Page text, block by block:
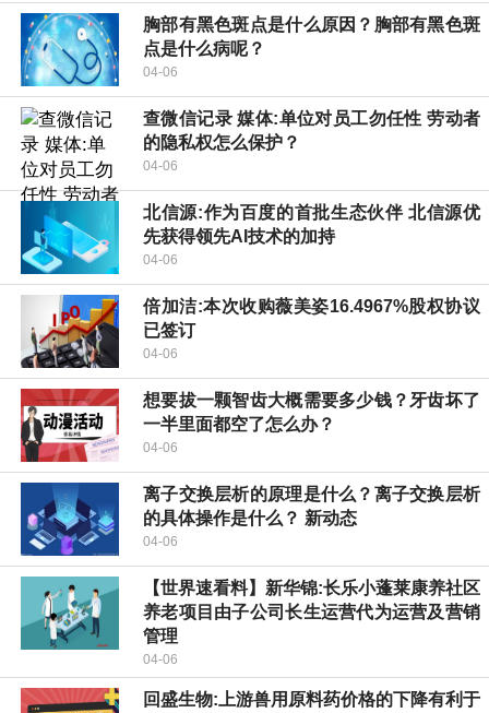
胸部有黑色斑点是什么原因？胸部有黑色斑
点是什么病呢？
04-06
查微信记录 媒体:单位对员工勿任性 劳动者
的隐私权怎么保护？
04-06
北信源:作为百度的首批生态伙伴 北信源优
先获得领先AI技术的加持
04-06
倍加洁:本次收购薇美姿16.4967%股权协议
已签订
04-06
想要拔一颗智齿大概需要多少钱？牙齿坏了
一半里面都空了怎么办？
04-06
离子交换层析的原理是什么？离子交换层析
的具体操作是什么？ 新动态
04-06
【世界速看料】新华锦:长乐小蓬莱康养社区
养老项目由子公司长生运营代为运营及营销
管理
04-06
回盛生物:上游兽用原料药价格的下降有利于